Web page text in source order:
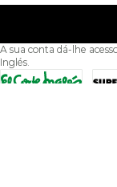
A sua conta dá-lhe
Inglés.